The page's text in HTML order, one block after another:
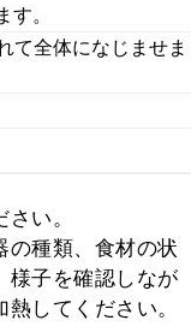
。
て全体になじませま
い。
の種類、食材の状
様子を確認しなが
してください。